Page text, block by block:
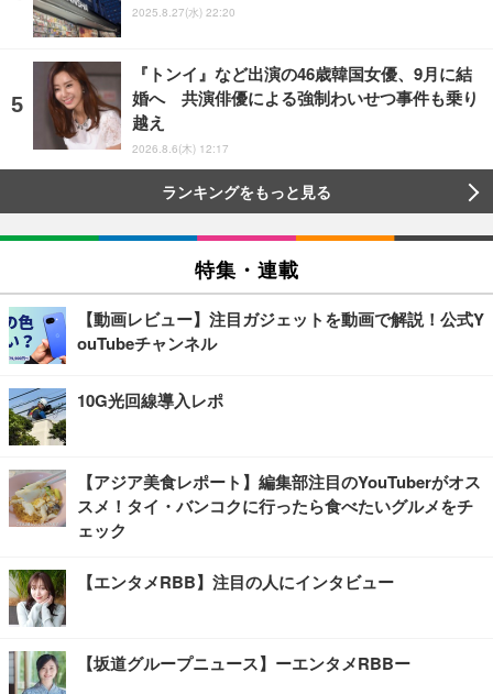
2025.8.27(水) 22:20
『トンイ』など出演の46歳韓国女優、9月に結
婚へ 共演俳優による強制わいせつ事件も乗り
越え
2026.8.6(木) 12:17
ランキングをもっと見る
特集・連載
【動画レビュー】注目ガジェットを動画で解説！公式Y
ouTubeチャンネル
10G光回線導入レポ
【アジア美食レポート】編集部注目のYouTuberがオス
スメ！タイ・バンコクに行ったら食べたいグルメをチ
ェック
【エンタメRBB】注目の人にインタビュー
【坂道グループニュース】ーエンタメRBBー